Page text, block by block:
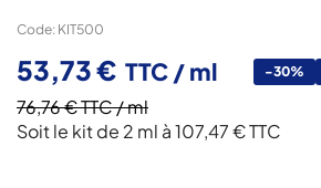
Code: KIT500
53,73 € TTC / ml -30%
76,76 €TTC/ ml
Soit le kit de 2 ml à 107,47 € TTC